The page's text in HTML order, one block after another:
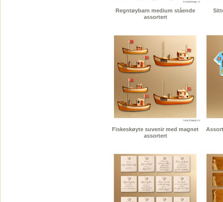
Regntøybarn medium stående
assortert
Fiskeskøyte suvenir med magnet
assortert